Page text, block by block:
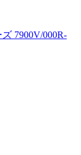
7900V/000R-